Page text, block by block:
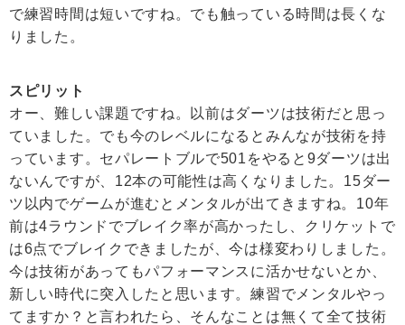
で練習時間は短いですね。でも触っている時間は長くな
りました。
スピリット
オー、難しい課題ですね。以前はダーツは技術だと思っ
ていました。でも今のレベルになるとみんなが技術を持
っています。セパレートブルで501をやると9ダーツは出
ないんですが、12本の可能性は高くなりました。15ダー
ツ以内でゲームが進むとメンタルが出てきますね。10年
前は4ラウンドでブレイク率が高かったし、クリケットで
は6点でブレイクできましたが、今は様変わりしました。
今は技術があってもパフォーマンスに活かせないとか、
新しい時代に突入したと思います。練習でメンタルやっ
てますか？と言われたら、そんなことは無くて全て技術